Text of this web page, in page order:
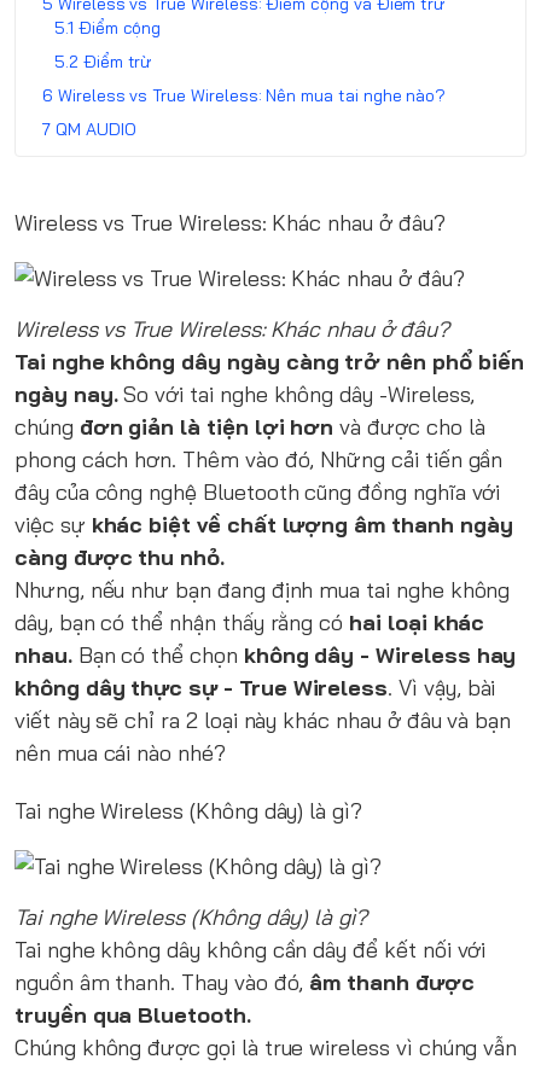
Điểm cộng
Điểm trừ
Wireless vs True Wireless: Nên mua tai nghe nào?
QM AUDIO
Wireless vs True Wireless: Khác nhau ở đâu?
Wireless vs True Wireless: Khác nhau ở đâu?
Tai nghe không dây ngày càng trở nên phổ biến
ngày nay.So với tai nghe không dây -Wireless,
chúng đơn giản là tiện lợi hơn và được cho là
phong cách hơn. Thêm vào đó, Những cải tiến gần
đây của công nghệ Bluetooth cũng đồng nghĩa với
việc sự khác biệt về chất lượng âm thanh ngày
càng được thu nhỏ.
Nhưng, nếu như bạn đang định mua tai nghe không
dây, bạn có thể nhận thấy rằng có hai loại khác
nhau.Bạn có thể chọn không dây - Wireless hay
không dây thực sự - True Wireless. Vì vậy, bài
viết này sẽ chỉ ra 2 loại này khác nhau ở đâu và bạn
nên mua cái nào nhé?
Tai nghe Wireless (Không dây) là gì?
Tai nghe Wireless (Không dây) là gì?
Tai nghe không dây không cần dây để kết nối với
nguồn âm thanh. Thay vào đó, âm thanh được
truyền qua Bluetooth.
Chúng không được gọi là true wireless vì chúng vẫn